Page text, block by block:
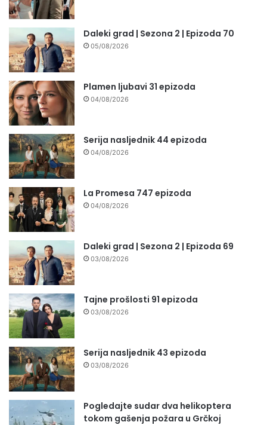
Daleki grad | Sezona 2 | Epizoda 70
05/08/2026
Plamen ljubavi 31 epizoda
04/08/2026
Serija nasljednik 44 epizoda
04/08/2026
La Promesa 747 epizoda
04/08/2026
Daleki grad | Sezona 2 | Epizoda 69
03/08/2026
Tajne prošlosti 91 epizoda
03/08/2026
Serija nasljednik 43 epizoda
03/08/2026
Pogledajte sudar dva helikoptera
tokom gašenja požara u Grčkoj